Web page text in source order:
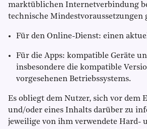
marktüblichen Internetverbindung
technische Mindestvoraussetzungen
Für den Online-Dienst: einen
Für die Apps: kompatible Geräte
insbesondere die kompatible
vorgesehenen Betriebssystems.
Es obliegt dem Nutzer, sich vor dem
und/oder eines Inhalts darüber zu
jeweilige von ihm verwendete Hard-